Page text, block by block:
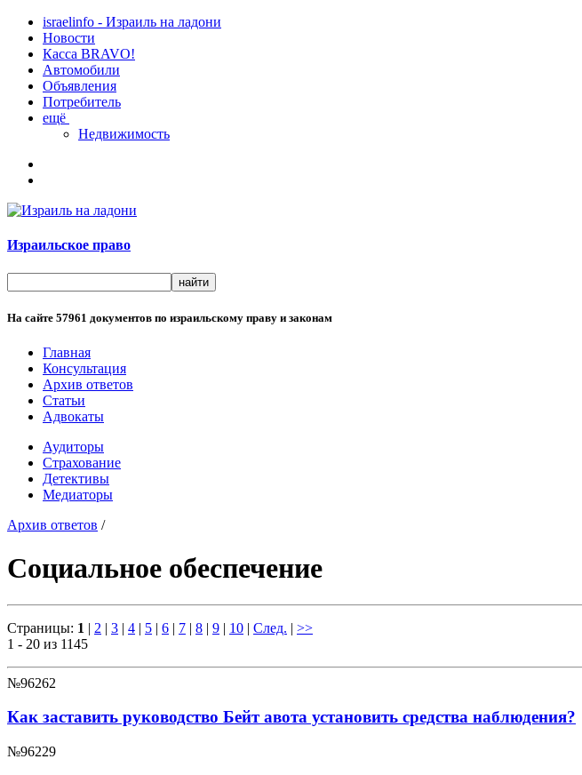
israelinfo - Израиль на ладони
Новости
Касса BRAVO!
Автомобили
Объявления
Потребитель
ещё
Недвижимость
Израильское право
На сайте 57961 документов по израильскому праву и законам
Главная
Консультация
Архив ответов
Статьи
Адвокаты
Аудиторы
Страхование
Детективы
Медиаторы
Архив ответов /
Социальное обеспечение
Страницы: 1 | 2 | 3 | 4 | 5 | 6 | 7 | 8 | 9 | 10 | След. | >>
1 - 20 из 1145
№96262
Как заставить руководство Бейт авота установить средства наблюдения?
№96229